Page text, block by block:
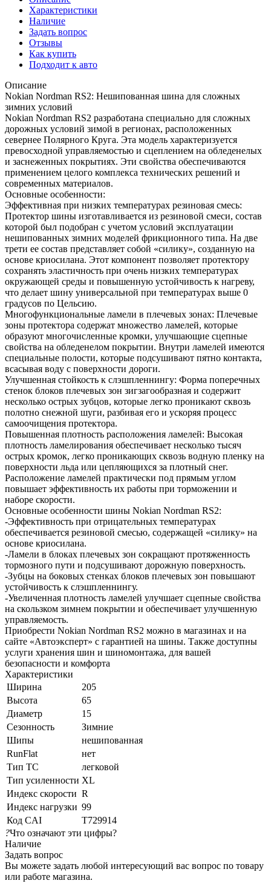
Характеристики
Наличие
Задать вопрос
Отзывы
Как купить
Подходит к авто
Описание
Nokian Nordman RS2: Нешипованная шина для сложных
зимних условий
Nokian Nordman RS2 разработана специально для сложных
дорожных условий зимой в регионах, расположенных
севернее Полярного Круга. Эта модель характеризуется
превосходной управляемостью и сцеплением на обледенелых
и заснеженных покрытиях. Эти свойства обеспечиваются
применением целого комплекса технических решений и
современных материалов.
Основные особенности:
Эффективная при низких температурах резиновая смесь:
Протектор шины изготавливается из резиновой смеси, состав
которой был подобран с учетом условий эксплуатации
нешипованных зимних моделей фрикционного типа. На две
трети ее состав представляет собой «силику», созданную на
основе криосилана. Этот компонент позволяет протектору
сохранять эластичность при очень низких температурах
окружающей среды и повышенную устойчивость к нагреву,
что делает шину универсальной при температурах выше 0
градусов по Цельсию.
Многофункциональные ламели в плечевых зонах: Плечевые
зоны протектора содержат множество ламелей, которые
образуют многочисленные кромки, улучшающие сцепные
свойства на обледенелом покрытии. Внутри ламелей имеются
специальные полости, которые подсушивают пятно контакта,
всасывая воду с поверхности дороги.
Улучшенная стойкость к слэшпленнингу: Форма поперечных
стенок блоков плечевых зон зигзагообразная и содержит
несколько острых зубцов, которые легко проникают сквозь
полотно снежной шуги, разбивая его и ускоряя процесс
самоочищения протектора.
Повышенная плотность расположения ламелей: Высокая
плотность ламелирования обеспечивает несколько тысяч
острых кромок, легко проникающих сквозь водную пленку на
поверхности льда или цепляющихся за плотный снег.
Расположение ламелей практически под прямым углом
повышает эффективность их работы при торможении и
наборе скорости.
Основные особенности шины Nokian Nordman RS2:
-Эффективность при отрицательных температурах
обеспечивается резиновой смесью, содержащей «силику» на
основе криосилана.
-Ламели в блоках плечевых зон сокращают протяженность
тормозного пути и подсушивают дорожную поверхность.
-Зубцы на боковых стенках блоков плечевых зон повышают
устойчивость к слэшпленнингу.
-Увеличенная плотность ламелей улучшает сцепные свойства
на скользком зимнем покрытии и обеспечивает улучшенную
управляемость.
Приобрести Nokian Nordman RS2 можно в магазинах и на
сайте «Автоэксперт» с гарантией на шины. Также доступны
услуги хранения шин и шиномонтажа, для вашей
безопасности и комфорта
Характеристики
Ширина
205
Высота
65
Диаметр
15
Сезонность
Зимние
Шипы
нешипованная
RunFlat
нет
Тип ТС
легковой
Тип усиленности XL
Индекс скорости R
Индекс нагрузки 99
Код CAI
T729914
?Что означают эти цифры?
Наличие
Задать вопрос
Вы можете задать любой интересующий вас вопрос по товару
или работе магазина.